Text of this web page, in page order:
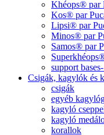
Khéops® par
Kos® par
Lipsi® par
Minos® par
Samos® par
support
Csigák, kagylók és
csigák
egyéb
kagyló
kagyló
korallok